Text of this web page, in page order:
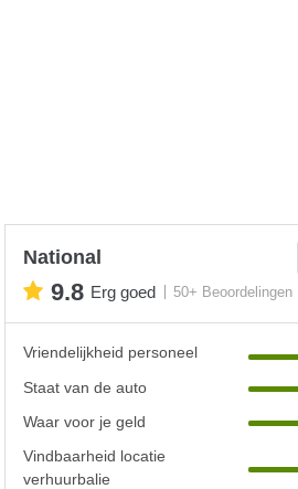
National
9.8 Erg goed 50+ Beoordelingen
Vriendelijkheid personeel
Staat van de auto
Waar voor je geld
Vindbaarheid locatie
verhuurbalie